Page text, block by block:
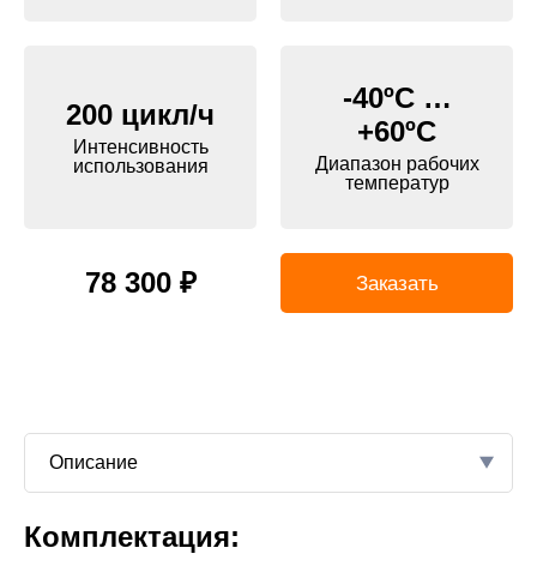
200 цикл/ч
Интенсивность
использования
-40ºС …
+60ºС
Диапазон рабочих
температур
78 300 ₽ Заказать
Описание
Комплектация: